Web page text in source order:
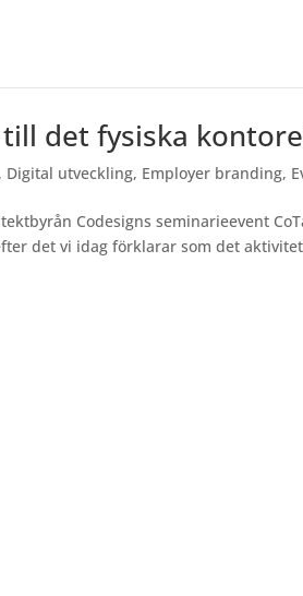
det fysiska
, Digital utveckling, Employer branding,
Codesigns seminarieevent
det vi idag förklarar som det